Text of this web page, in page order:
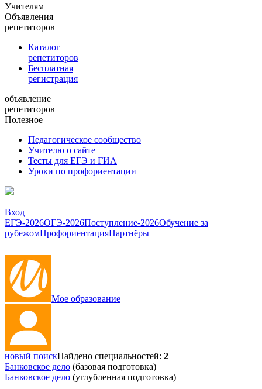
Учителям
Объявления
репетиторов
Каталог
репетиторов
Бесплатная
регистрация
объявление
репетиторов
Полезное
Педагогическое сообщество
Учителю о сайте
Тесты для ЕГЭ и ГИА
Уроки по профориентации
Вход
ЕГЭ-2026ОГЭ-2026Поступление-2026Обучение за
рубежомПрофориентацияПартнёры
Мое образование
новый поискНайдено специальностей: 2
Банковское дело (базовая подготовка)
Банковское дело (углубленная подготовка)